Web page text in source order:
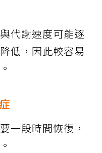
代謝速度可能逐
低，因此較容易
一段時間恢復，